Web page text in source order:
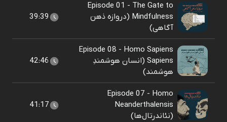
Episode 01 - The Gate to
Mindfulness (دروازه ذهن
آگاهی)
39:39
Episode 08 - Homo Sapiens
Sapiens (انسان هوشمندِ
هوشمند)
42:46
Episode 07 - Homo
Neanderthalensis
(نئاندرتال‌ها)
41:17